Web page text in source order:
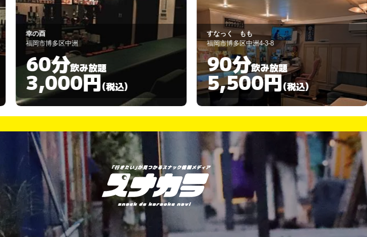
すなっく もも
福岡市博多区中洲4-3-8
90分飲み放題
5,500円
casualbar Hello again
福岡市博多区中洲3-6-15
90分 飲み放題
3,300円(税込)